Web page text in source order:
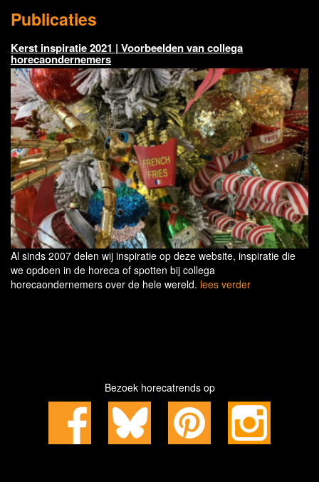
Publicaties
Kerst inspiratie 2021 | Voorbeelden van collega
horecaondernemers
Al sinds 2007 delen wij inspiratie op deze website, inspiratie die
we opdoen in de horeca of spotten bij collega
horecaondernemers over de hele wereld. lees verder
Bezoek horecatrends op